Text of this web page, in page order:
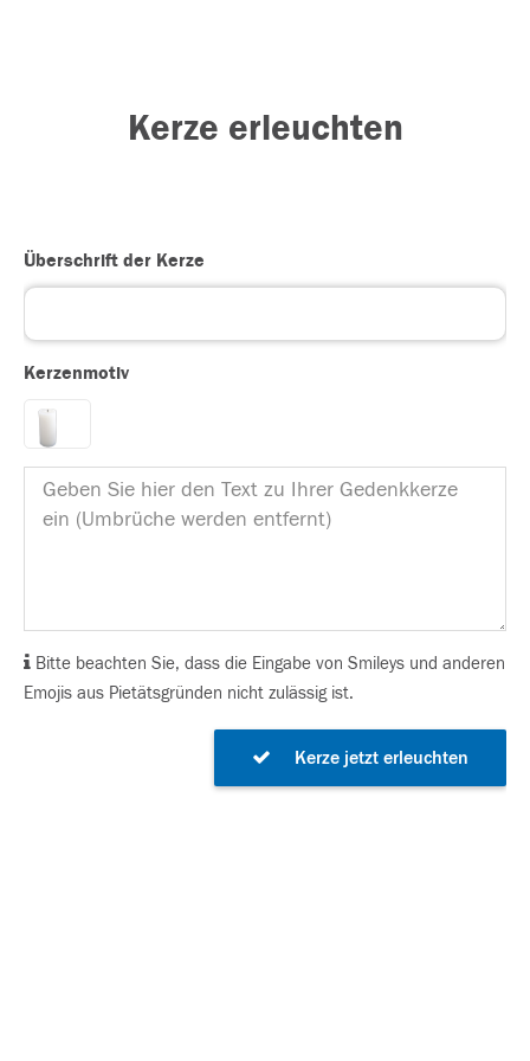
Kerze erleuchten
Überschrift der Kerze
Kerzenmotiv
Bitte beachten Sie, dass die Eingabe von Smileys und anderen
Emojis aus Pietätsgründen nicht zulässig ist.
Kerze jetzt erleuchten